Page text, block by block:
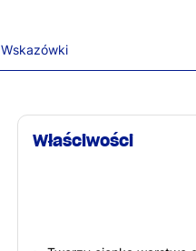
Wskazówki
Właściwości